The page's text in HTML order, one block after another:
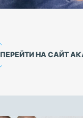
ПЕРЕЙТИ НА САЙТ